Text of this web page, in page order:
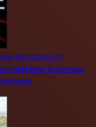
dotyczącym
Milei balansuje